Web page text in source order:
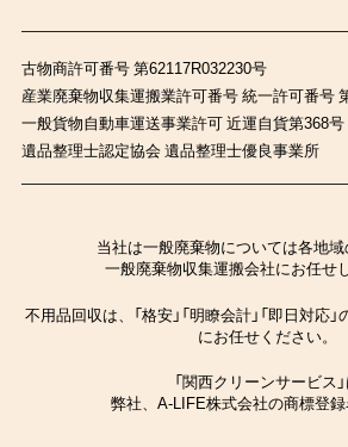
古物商許可番号 第62117R032230号
産業廃棄物収集運搬業許可番号 統一許可番号
一般貨物自動車運送事業許可 近運自貨第368号
遺品整理士認定協会 遺品整理士優良事業所
当社は一般廃棄物については各地
一般廃棄物収集運搬会社にお任せ
不用品回収は、「格安」「明瞭会計」「即日対応
にお任せください。
「関西クリーンサービス
弊社、A-LIFE株式会社の商標登録